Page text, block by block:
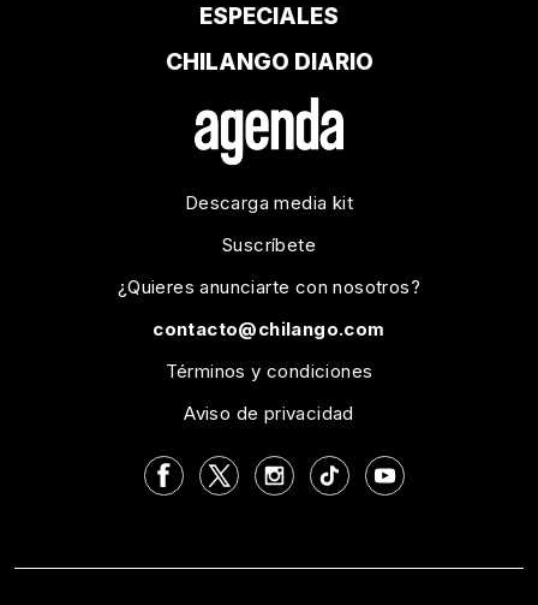
ESPECIALES
CHILANGO DIARIO
Descarga media kit
Suscríbete
¿Quieres anunciarte con nosotros?
contacto@chilango.com
Términos y condiciones
Aviso de privacidad